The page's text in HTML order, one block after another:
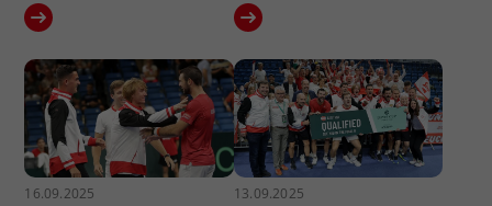
16.09.2025 13.09.2025